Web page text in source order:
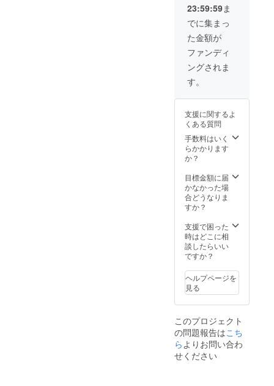
名前を呼ばせて
いただきます。
・番組の録音
データ(URLにて
ご提供します）
・ハングアウト
チャット※3（お
一人様15分、
チャット候補日
は運営側よりご
案内いたしま
す） ※3:ハング
アウトチャット
にはGoogleアカ
ウントとPCまた
はスマートフォ
ます。ハングア
ウトチャット
時、内容が不適
切だと判断した
側の判断により
予告なく接続を
解除させていた
だく場合がござ
際、ご返金もで
きませので予め
ご容赦くださ
い。
23:59:59ま
でに集まっ
た金額が
ファンディ
ングされま
す。
支援に関するよ
くある質問
手数料はいく
らかかります
か？
目標金額に届
かなかった場
合どうなりま
すか？
支援で困った
時はどこに相
談したらいい
ですか？
ヘルプページを
見る
このプロジェクト
の問題報告はこち
ら よりお問い合わ
せください